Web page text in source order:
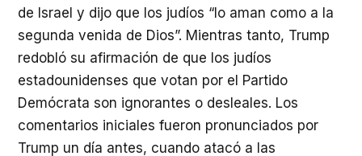
de Israel y dijo que los judíos “lo aman como a la
segunda venida de Dios”. Mientras tanto, Trump
redobló su afirmación de que los judíos
estadounidenses que votan por el Partido
Demócrata son ignorantes o desleales. Los
comentarios iniciales fueron pronunciados por
Trump un día antes, cuando atacó a las